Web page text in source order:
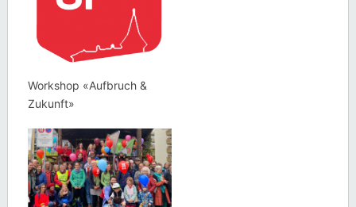
Workshop «Aufbruch &
Zukunft»